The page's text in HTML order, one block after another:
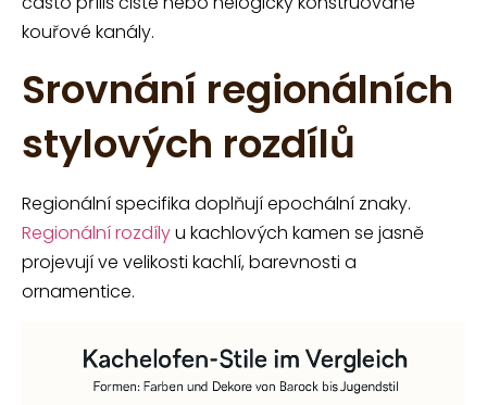
kouřové kanály.
Srovnání regionálních
stylových rozdílů
Regionální specifika doplňují epochální znaky.
Regionální rozdílyu kachlových kamen se jasně
projevují ve velikosti kachlí, barevnosti a
ornamentice.